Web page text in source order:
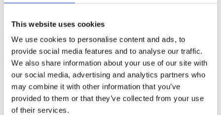
This website uses cookies
We use cookies to personalise content and ads, to
provide social media features and to analyse our traffic.
We also share information about your use of our site with
our social media, advertising and analytics partners who
may combine it with other information that you’ve
provided to them or that they’ve collected from your use
of their services.
2d/3d
IP -Klasse: Max. IPX6
Schaltfläche Betrag: max.12 Tasten
Schlüsselformular: Touch Switch